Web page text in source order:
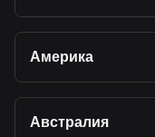
Америка
Австралия